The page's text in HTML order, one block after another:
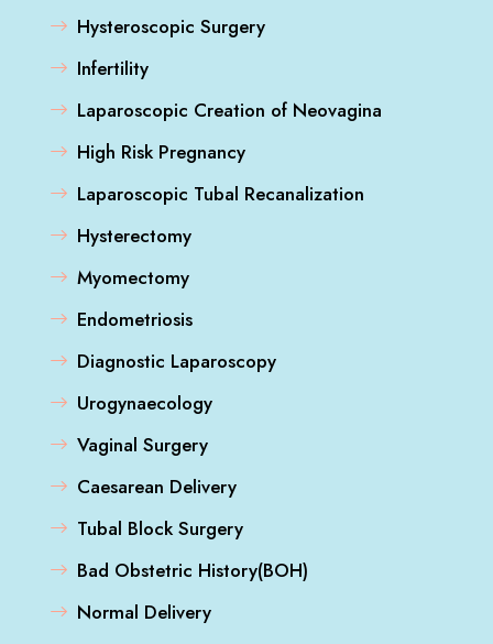
Hysteroscopic Surgery
Infertility
Laparoscopic Creation of Neovagina
High Risk Pregnancy
Laparoscopic Tubal Recanalization
Hysterectomy
Myomectomy
Endometriosis
Diagnostic Laparoscopy
Urogynaecology
Vaginal Surgery
Caesarean Delivery
Tubal Block Surgery
Bad Obstetric History(BOH)
Normal Delivery